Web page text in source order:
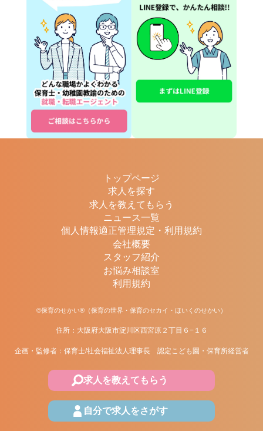
トップページ
求人を探す
求人を教えてもらう
ニュース一覧
個人情報適正管理規定・利用規約
会社概要
スタッフ紹介
お悩み相談室
利用規約
©保育のせかい®（保育の世界・保育のセカイ・ほいくのせかい）
住所：大阪府大阪市淀川区西宮原２丁目６−１６
企画・監修者：保育士/社会福祉法人理事長 認定こども園・保育所経営者
求人を教えてもらう
自分で求人をさがす